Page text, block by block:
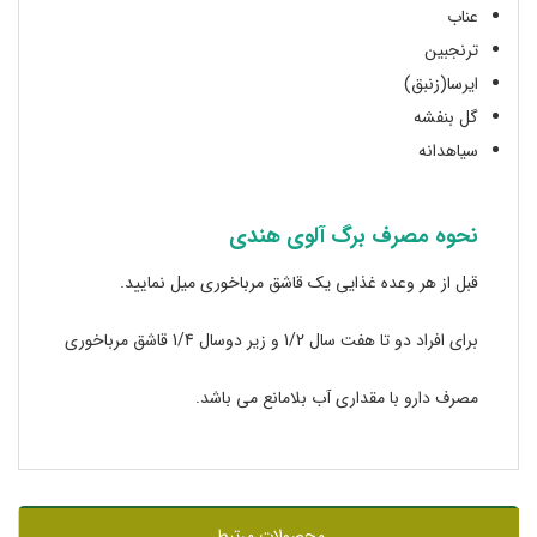
عناب
ترنجبین
ایرسا(زنبق)
گل بنفشه
سیاهدانه
نحوه مصرف برگ آلوی هندی
قبل از هر وعده غذایی یک قاشق مرباخوری میل نمایید.
برای افراد دو تا هفت سال 1/2 و زیر دوسال 1/4 قاشق مرباخوری
مصرف دارو با مقداری آب بلامانع می باشد.